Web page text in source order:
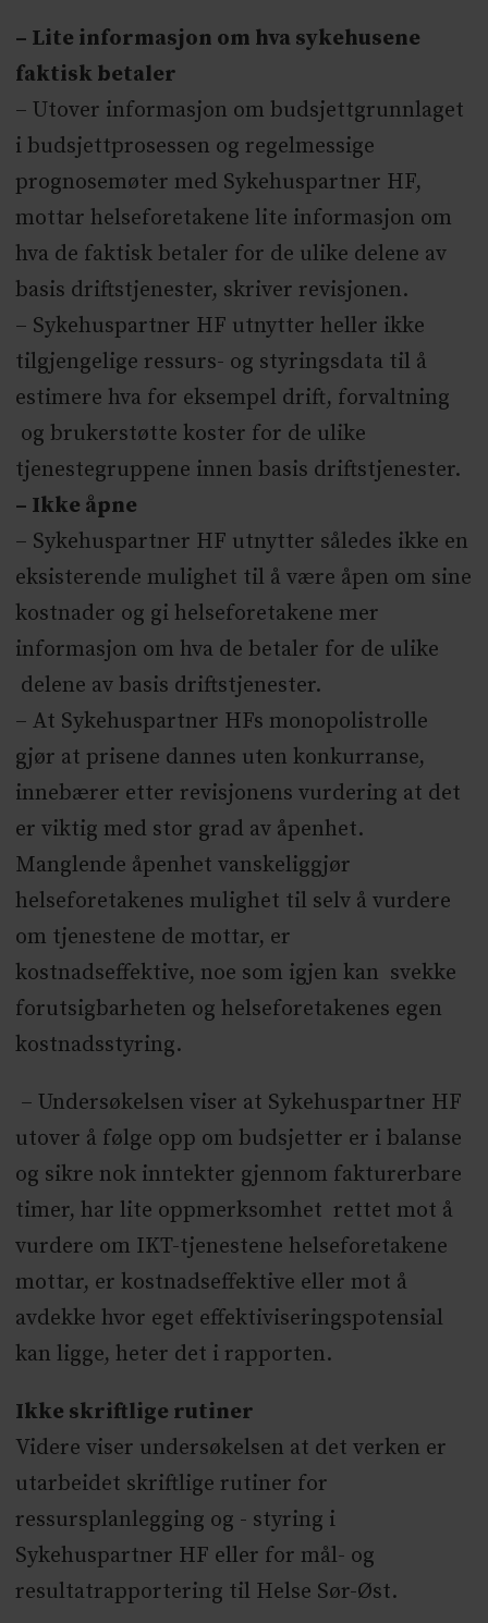
– Lite informasjon om hva sykehusene
faktisk betaler
– Utover informasjon om budsjettgrunnlaget
i budsjettprosessen og regelmessige
prognosemøter med Sykehuspartner HF,
mottar helseforetakene lite informasjon om
hva de faktisk betaler for de ulike delene av
basis driftstjenester, skriver revisjonen.
– Sykehuspartner HF utnytter heller ikke
tilgjengelige ressurs- og styringsdata til å
estimere hva for eksempel drift, forvaltning
og brukerstøtte koster for de ulike
tjenestegruppene innen basis driftstjenester.
– Ikke åpne
– Sykehuspartner HF utnytter således ikke en
eksisterende mulighet til å være åpen om sine
kostnader og gi helseforetakene mer
informasjon om hva de betaler for de ulike
delene av basis driftstjenester.
– At Sykehuspartner HFs monopolistrolle
gjør at prisene dannes uten konkurranse,
innebærer etter revisjonens vurdering at det
er viktig med stor grad av åpenhet.
Manglende åpenhet vanskeliggjør
helseforetakenes mulighet til selv å vurdere
om tjenestene de mottar, er
kostnadseffektive, noe som igjen kan svekke
forutsigbarheten og helseforetakenes egen
kostnadsstyring.
– Undersøkelsen viser at Sykehuspartner HF
utover å følge opp om budsjetter er i balanse
og sikre nok inntekter gjennom fakturerbare
timer, har lite oppmerksomhet rettet mot å
vurdere om IKT-tjenestene helseforetakene
mottar, er kostnadseffektive eller mot å
avdekke hvor eget effektiviseringspotensial
kan ligge, heter det i rapporten.
Ikke skriftlige rutiner
Videre viser undersøkelsen at det verken er
utarbeidet skriftlige rutiner for
ressursplanlegging og - styring i
Sykehuspartner HF eller for mål- og
resultatrapportering til Helse Sør-Øst.